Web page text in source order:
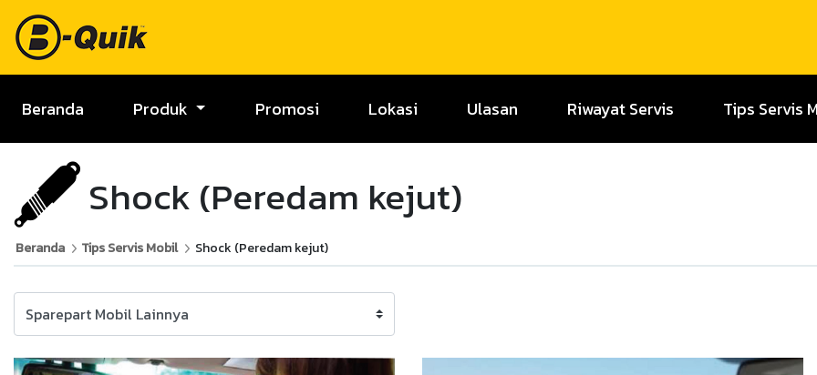
Beranda Produk Promosi Lokasi Ulasan Riwayat Servis Tips Servis
Shock (Peredam kejut)
Beranda Tips Servis Mobil Shock (Peredam kejut)